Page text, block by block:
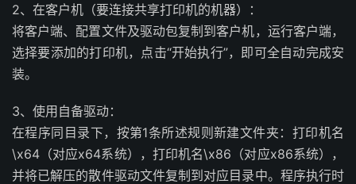
2、在客户机（要连接共享打印机的机器）：
将客户端、配置文件及驱动包复制到客户机，运行客户端，
选择要添加的打印机，点击“开始执行”，即可全自动完成安
装。
3、使用自备驱动：
在程序同目录下，按第1条所述规则新建文件夹：打印机名
\x64（对应x64系统），打印机名\x86（对应x86系统），
并将已解压的散件驱动文件复制到对应目录中。程序执行时